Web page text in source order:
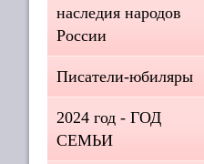
наследия народов
России
Писатели-юбиляры
2024 год - ГОД
СЕМЬИ